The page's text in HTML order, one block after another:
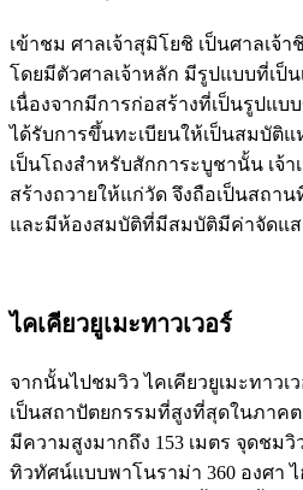
เข้าชม ศาลเจ้าสุมิโยชิ เป็นศาลเจ้
โดยมีตัวศาลเจ้าหลัก มีรูปแบบที่เป็
เนื่องจากมีการก่อสร้างที่เป็นรูปแ
ได้รับการขึ้นทะเบียนให้เป็นสมบัติ
เป็นโถงสำหรับสักการะบูชานั้น เจ้า
สร้างถวายให้แก่วัด จึงถือเป็นสถา
และมีห้องสมบัติที่มีสมบัติมีค่าจัดแ
ไคเคียวยูเมะทาวเวอร์
จากนั้นไปชมวิว ไคเคียวยูเมะทาว
เป็นสถาปัตยกรรมที่สูงที่สุดในภา
มีความสูงมากถึง 153 เมตร จุดชม
ทิวทัศน์แบบพาโนราม่า 360 องศา